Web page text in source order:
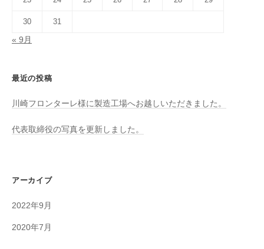
30 31
« 9月
最近の投稿
川崎フロンターレ様に製造工場へお越しいただきました。
代表取締役の写真を更新しました。
アーカイブ
2022年9月
2020年7月